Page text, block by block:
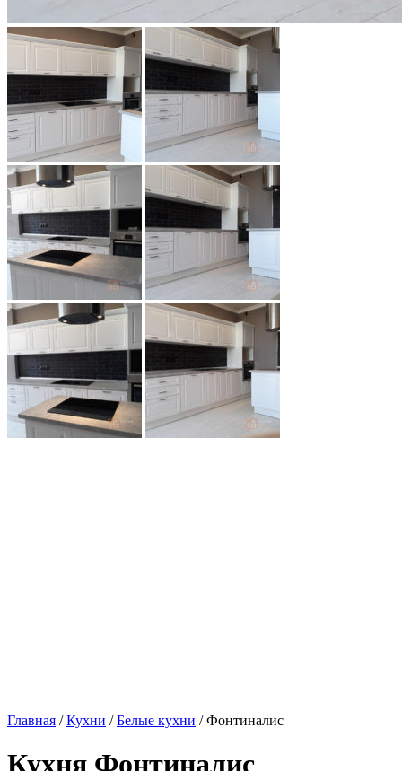
Главная /Кухни /Белые кухни / Фонтиналис
Кухня Фонтиналис